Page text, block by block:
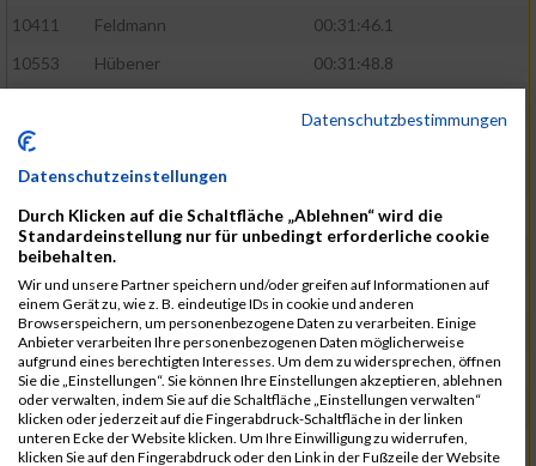
10411
Feldmann
00:31:46.1
10553
Hübener
00:31:48.8
10646
10676
Kricke
11128
Wünsch
00:31:58.4
10492
Hanisch
10634
Knauft
00:31:59.1
10868
Restemeier
00:31:59.2
10480
Gutsche
00:32:01.9
10953
Schuenemann
00:32:03.0
10498
Hartmann 00:32:03.1
Datenschutzbestimmungen
Datenschutzeinstellungen
Durch Klicken auf die Schaltfläche „Ablehnen“ wird die
Standardeinstellung nur für unbedingt erforderliche cookie
beibehalten.
Wir und unsere Partner speichern und/oder greifen auf Informationen auf
einem Gerät zu, wie z. B. eindeutige IDs in cookie und anderen
Browserspeichern, um personenbezogene Daten zu verarbeiten. Einige
Anbieter verarbeiten Ihre personenbezogenen Daten möglicherweise
aufgrund eines berechtigten Interesses. Um dem zu widersprechen, öffnen
Sie die „Einstellungen“. Sie können Ihre Einstellungen akzeptieren, ablehnen
oder verwalten, indem Sie auf die Schaltfläche „Einstellungen verwalten“
klicken oder jederzeit auf die Fingerabdruck-Schaltfläche in der linken
unteren Ecke der Website klicken. Um Ihre Einwilligung zu widerrufen,
klicken Sie auf den Fingerabdruck oder den Link in der Fußzeile der Website